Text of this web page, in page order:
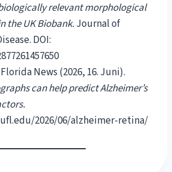
relevant morphological
the UK Biobank.Journal of
DOI:
News (2026, 16. Juni).
can help predict Alzheimer’s
2026/06/alzheimer-retina/